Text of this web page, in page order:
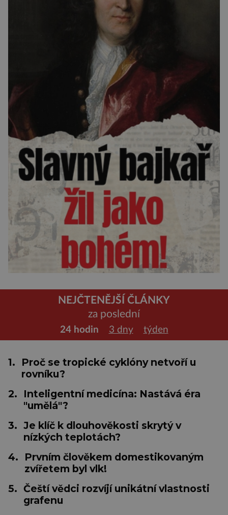
NEJČTENĚJŠÍ ČLÁNKY
za poslední
24 hodin 3 dny týden
1.
Proč se tropické cyklóny netvoří u
rovníku?
2.
Inteligentní medicína: Nastává éra
"umělá"?
3. Je klíč k dlouhověkosti skrytý v
nízkých teplotách?
4.
Prvním člověkem domestikovaným
zvířetem byl vlk!
5. Čeští vědci rozvíjí unikátní vlastnosti
grafenu